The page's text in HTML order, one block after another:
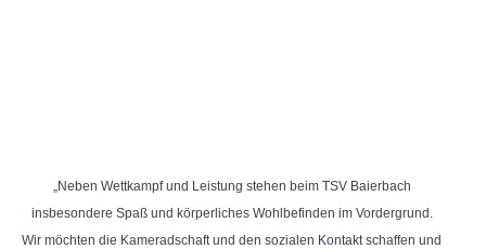
„Neben Wettkampf und Leistung stehen beim TSV Baierbach
insbesondere Spaß und körperliches Wohlbefinden im Vordergrund.
Wir möchten die Kameradschaft und den sozialen Kontakt schaffen und